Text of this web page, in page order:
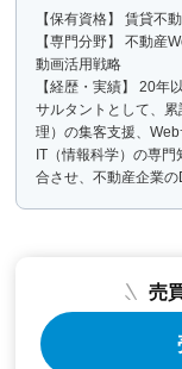
【保有資格】 賃貸不
【専門分野】 不動産
動画活用戦略
【経歴・実績】 20年
サルタントとして、
理）の集客支援、
IT（情報科学）の専
合させ、不動産企業の
売